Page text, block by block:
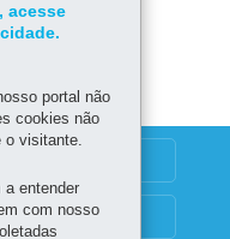
acesse
portal não
cookies não
o visitante.
a entender
com nosso